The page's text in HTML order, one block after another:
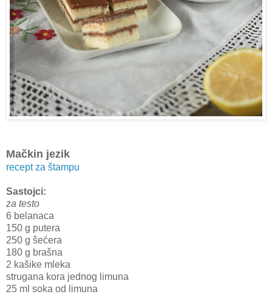
Mačkin jezik
recept za štampu
Sastojci:
za testo
6 belanaca
150 g putera
250 g šećera
180 g brašna
2 kašike mleka
strugana kora jednog limuna
25 ml soka od limuna